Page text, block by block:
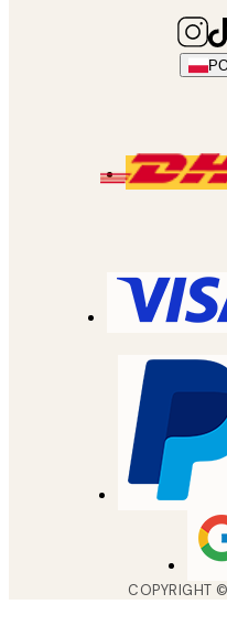
COPYRIGHT